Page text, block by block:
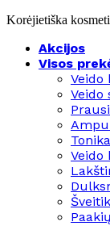
Korėjietiška
Akcijos
Visos
Veido
Veido
Veido